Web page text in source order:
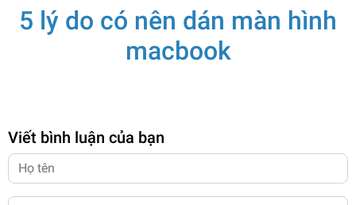
5 lý do có nên dán màn hình
macbook
Viết bình luận của bạn